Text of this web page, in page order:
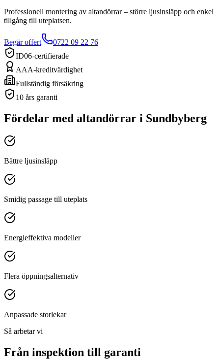
Professionell montering av altandörrar – större ljusinsläpp och enkel
tillgång till uteplatsen.
Begär offert
0722 09 22 76
ID06-certifierade
AAA-kreditvärdighet
Fullständig försäkring
10 års garanti
Fördelar med altandörrar i Sundbyberg
Bättre ljusinsläpp
Smidig passage till uteplats
Energieffektiva modeller
Flera öppningsalternativ
Anpassade storlekar
Så arbetar vi
Från inspektion till garanti